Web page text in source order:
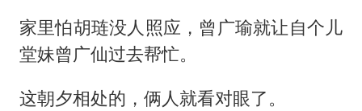
家里怕胡琏没人照应，曾广瑜就让自个儿
堂妹曾广仙过去帮忙。
这朝夕相处的，俩人就看对眼了。